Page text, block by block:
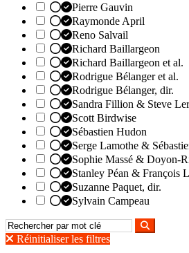
Pierre Gauvin
Raymonde April
Reno Salvail
Richard Baillargeon
Richard Baillargeon et al.
Rodrigue Bélanger et al.
Rodrigue Bélanger, dir.
Sandra Fillion & Steve
Scott Birdwise
Sébastien Hudon
Serge Lamothe &
Sophie Massé & Doyon-
Stanley Péan & François
Suzanne Paquet, dir.
Sylvain Campeau
Réinitialiser les filtres